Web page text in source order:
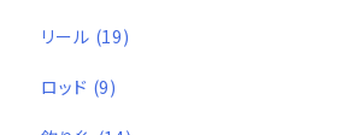
リール (19)
ロッド (9)